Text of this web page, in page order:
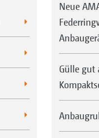
Neue
Gülle gut